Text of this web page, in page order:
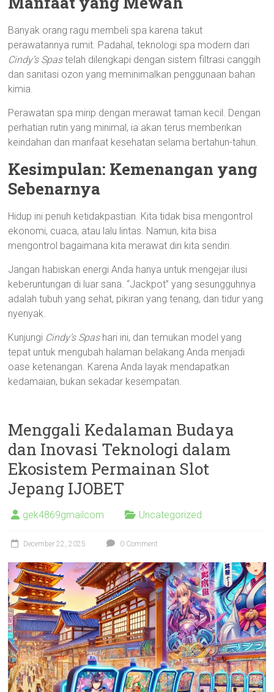
Banyak orang ragu membeli spa karena takut
perawatannya rumit. Padahal, teknologi spa modern dari
Cindy’s Spastelah dilengkapi dengan sistem filtrasi canggih
dan sanitasi ozon yang meminimalkan penggunaan bahan
kimia.
Perawatan spa mirip dengan merawat taman kecil. Dengan
perhatian rutin yang minimal, ia akan terus memberikan
keindahan dan manfaat kesehatan selama bertahun-tahun.
Kesimpulan: Kemenangan yang
Sebenarnya
Hidup ini penuh ketidakpastian. Kita tidak bisa mengontrol
ekonomi, cuaca, atau lalu lintas. Namun, kita bisa
mengontrol bagaimana kita merawat diri kita sendiri.
Jangan habiskan energi Anda hanya untuk mengejar ilusi
keberuntungan di luar sana. “Jackpot” yang sesungguhnya
adalah tubuh yang sehat, pikiran yang tenang, dan tidur yang
nyenyak.
Kunjungi Cindy’s Spashari ini, dan temukan model yang
tepat untuk mengubah halaman belakang Anda menjadi
oase ketenangan. Karena Anda layak mendapatkan
kedamaian, bukan sekadar kesempatan.
Menggali Kedalaman Budaya
dan Inovasi Teknologi dalam
Ekosistem Permainan Slot
Jepang IJOBET
gek4869gmailcom Uncategorized
December 22, 2025 0 Comment